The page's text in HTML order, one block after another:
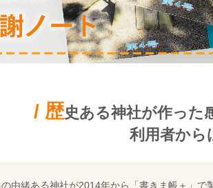
/ 歴史ある神社が作った
利用者から
由緒ある神社が2014年から「書きま帳＋」で